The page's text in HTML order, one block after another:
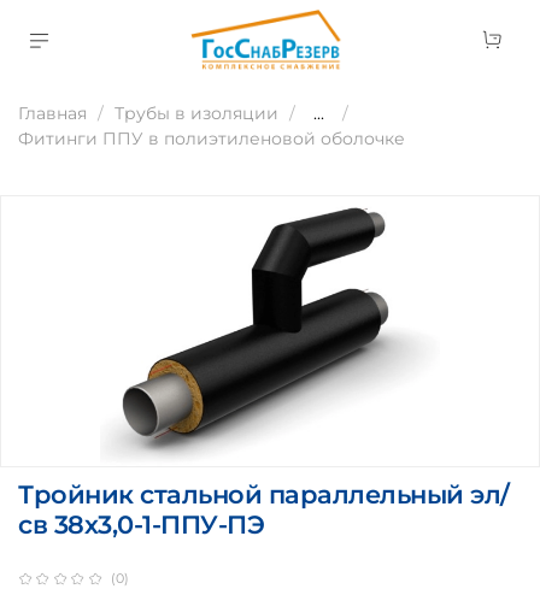
Главная Трубы в изоляции
...
Фитинги ППУ в полиэтиленовой оболочке
(0)
Тройник стальной параллельный эл/
св 38х3,0-1-ППУ-ПЭ